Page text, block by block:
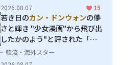
2026.08.07
15
若き日のカン・ドンウォンの儚
さと輝き "少女漫画"から飛び出
したかのよう"と評された「オ
オカミの誘惑」
韓流・海外スター